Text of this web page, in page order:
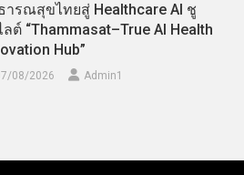
ารณสุขไทยสู่ Healthcare AI ชู
ลต์ “Thammasat–True AI Health
Hub”
08/2026 Admin​1